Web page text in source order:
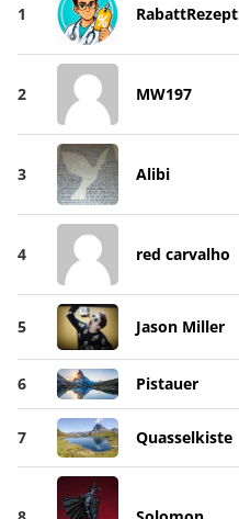
1 RabattRezept
2 MW197
3 Alibi
4 red carvalho
5 Jason Miller
6 Pistauer
7 Quasselkiste